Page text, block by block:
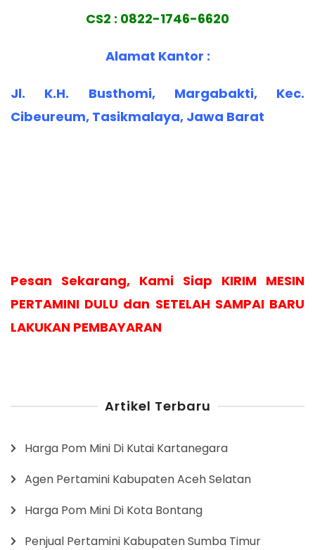
CS2 : 0822-1746-6620
Alamat Kantor :
Jl. K.H. Busthomi, Margabakti, Kec.
Cibeureum, Tasikmalaya, Jawa Barat
Pesan Sekarang, Kami Siap KIRIM MESIN
PERTAMINI DULU dan SETELAH SAMPAI BARU
LAKUKAN PEMBAYARAN
Artikel Terbaru
Harga Pom Mini Di Kutai Kartanegara
Agen Pertamini Kabupaten Aceh Selatan
Harga Pom Mini Di Kota Bontang
Penjual Pertamini Kabupaten Sumba Timur